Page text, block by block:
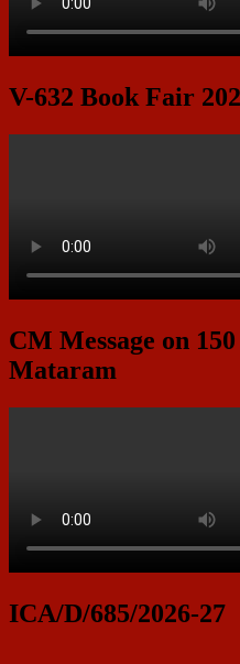
V-632 Book Fair
CM Message on
Mataram
ICA/D/685/2026-27